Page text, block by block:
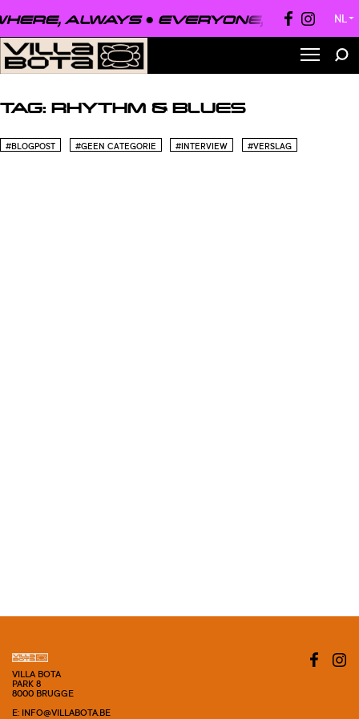
ALWAYS ● EVERYONE, NL ▼
TAG: RHYTHM & BLUES
#BLOGPOST #GEEN CATEGORIE #INTERVIEW #VERSLAG
VILLA BOTA
PARK 8
8000 BRUGGE
E: INFO@VILLABOTA.BE